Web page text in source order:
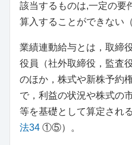
該当するものは,一定の要
算入することができない（
業績連動給与とは，取締
役員（社外取締役，監査
のほか，株式や新株予約
で，利益の状況や株式の
等を基礎として算定され
法34 ①⑤）。